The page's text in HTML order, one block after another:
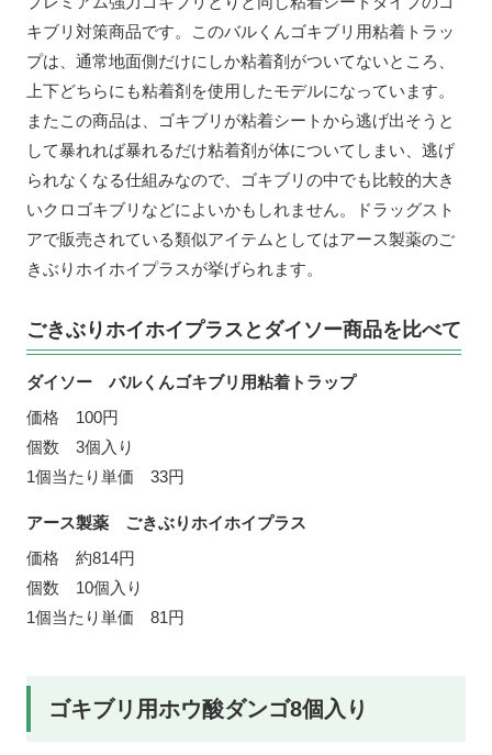
キブリ対策商品です。このバルくんゴキブリ用粘着トラッ
プは、通常地面側だけにしか粘着剤がついてないところ、
上下どちらにも粘着剤を使用したモデルになっています。
またこの商品は、ゴキブリが粘着シートから逃げ出そうと
して暴れれば暴れるだけ粘着剤が体についてしまい、逃げ
られなくなる仕組みなので、ゴキブリの中でも比較的大き
いクロゴキブリなどによいかもしれません。ドラッグスト
アで販売されている類似アイテムとしてはアース製薬のご
きぶりホイホイプラスが挙げられます。
ごきぶりホイホイプラスとダイソー商品を比べて
ダイソー バルくんゴキブリ用粘着トラップ
価格 100円
個数 3個入り
1個当たり単価 33円
アース製薬 ごきぶりホイホイプラス
価格 約814円
個数 10個入り
1個当たり単価 81円
ゴキブリ用ホウ酸ダンゴ8個入り